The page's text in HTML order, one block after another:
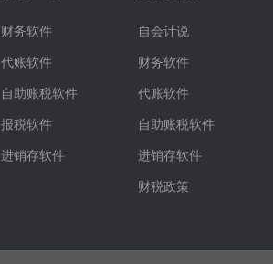
财务软件
代账软件
自助账税软件
报税软件
进销存软件
自会计说
财务软件
代账软件
自助账税软件
进销存软件
财税政策